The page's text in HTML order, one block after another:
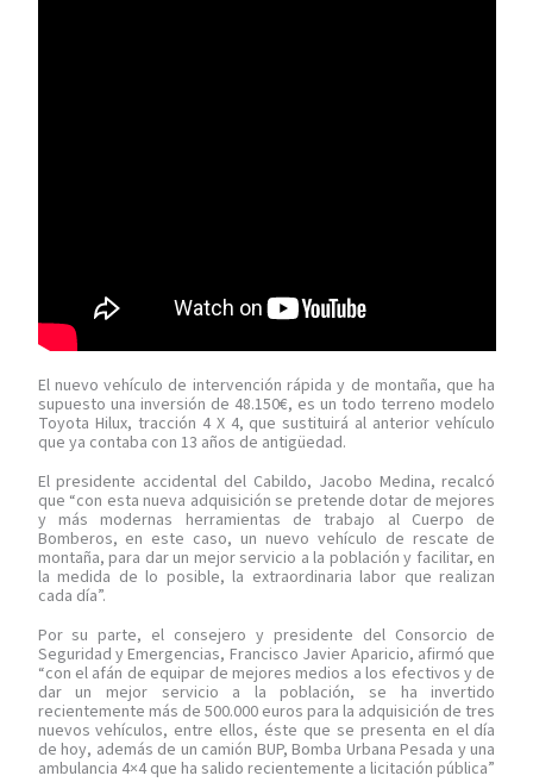
El nuevo vehículo de intervención rápida y de montaña, que ha
supuesto una inversión de 48.150€, es un todo terreno modelo
Toyota Hilux, tracción 4 X 4, que sustituirá al anterior vehículo
que ya contaba con 13 años de antigüedad.
El presidente accidental del Cabildo, Jacobo Medina, recalcó
que “con esta nueva adquisición se pretende dotar de mejores
y más modernas herramientas de trabajo al Cuerpo de
Bomberos, en este caso, un nuevo vehículo de rescate de
montaña, para dar un mejor servicio a la población y facilitar, en
la medida de lo posible, la extraordinaria labor que realizan
cada día”.
Por su parte, el consejero y presidente del Consorcio de
Seguridad y Emergencias, Francisco Javier Aparicio, afirmó que
“con el afán de equipar de mejores medios a los efectivos y de
dar un mejor servicio a la población, se ha invertido
recientemente más de 500.000 euros para la adquisición de tres
nuevos vehículos, entre ellos, éste que se presenta en el día
de hoy, además de un camión BUP, Bomba Urbana Pesada y una
ambulancia 4×4 que ha salido recientemente a licitación pública”